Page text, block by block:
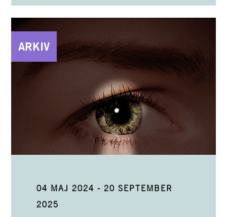
ARKIV
04 MAJ 2024 -20 SEPTEMBER
2025